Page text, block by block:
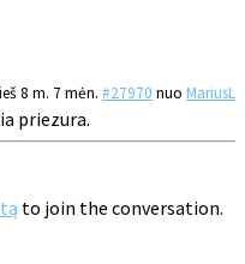
8 m. 7 mėn. #27970 nuo MariusL
priezura.
to join the conversation.